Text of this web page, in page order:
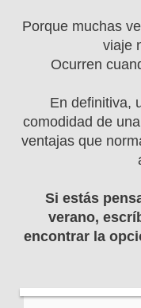
Porque muchas
viaje
Ocurren
En definitiva,
comodidad de
ventajas que
Si estás
verano,
encontrar la